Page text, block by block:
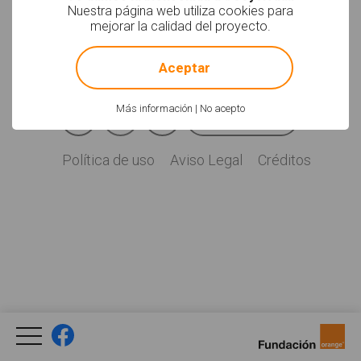
Soyvisual.org es un
Fundación Orange.
Social
FacebookYouTubeTwitter
Newsletter
Política de uso Aviso Legal Créditos
Nuestra página web utiliza cookies para
mejorar la calidad del proyecto.
Más información | No acepto
! Not valid!
Aceptar